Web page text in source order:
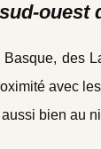
ouest
des
avec
bien au